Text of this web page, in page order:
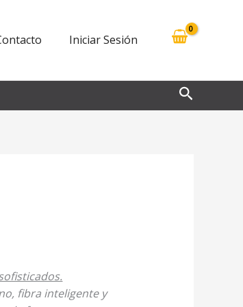
Iniciar Sesión
Buscar
fibra inteligente y